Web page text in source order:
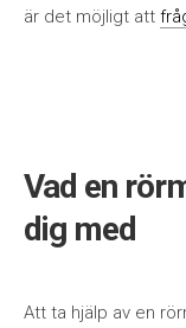
är det möjligt att
Vad en
dig med
Att ta hjälp av en